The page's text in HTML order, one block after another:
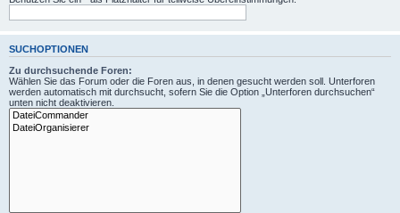
SUCHOPTIONEN
Zu durchsuchende Foren:
Wählen Sie das Forum oder die Foren aus, in denen gesucht werden soll. Unterforen
werden automatisch mit durchsucht, sofern Sie die Option „Unterforen durchsuchen“
unten nicht deaktivieren.